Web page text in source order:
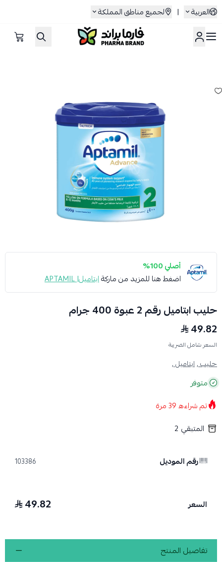
العربية | لجميع مناطق المملكة
صيدلية فارما براند
أصلي 100%
اضغط هنا للمزيد من ماركةابتاميل| APTAMIL
حليب ابتاميل رقم 2 عبوة 400 جرام
49.82
السعر شامل الضريبة
حليب ,ابتاميل ,
متوفر
تم شراءه39مرة
المتبقي 2
رقم الموديل 103386
السعر 49.82
تفاصيل المنتج